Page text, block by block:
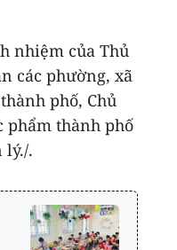
nhiệm của Thủ
các phường, xã
phố, Chủ
phẩm thành phố
lý./.